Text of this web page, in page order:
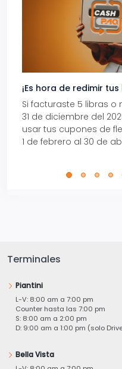
¡Es hora de redimir
Si facturaste 5 libras o
31 de diciembre del
usar tus cupones de
1 de febrero al 30 de
Terminales
Piantini
L-V: 8:00 am a 7:00 pm
Counter hasta las 7:00 pm
S: 8:00 am a 2:00 pm
D: 9:00 am a 1:00 pm (solo
Bella Vista